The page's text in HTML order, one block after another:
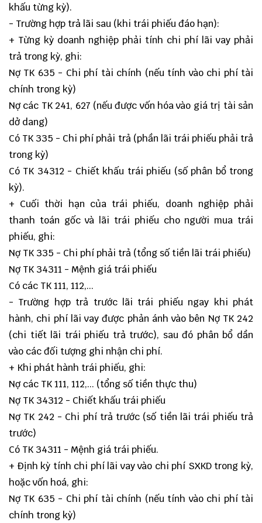
khấu từng kỳ).
- Trường hợp trả lãi sau (khi trái phiếu đáo hạn):
+ Từng kỳ doanh nghiệp phải tính chi phí lãi vay phải
trả trong kỳ, ghi:
Nợ TK 635 - Chi phí tài chính (nếu tính vào chi phí tài
chính trong kỳ)
Nợ các TK 241, 627 (nếu được vốn hóa vào giá trị tài sản
dở dang)
Có TK 335 - Chi phí phải trả (phần lãi trái phiếu phải trả
trong kỳ)
Có TK 34312 - Chiết khấu trái phiếu (số phân bổ trong
kỳ).
+ Cuối thời hạn của trái phiếu, doanh nghiệp phải
thanh toán gốc và lãi trái phiếu cho người mua trái
phiếu, ghi:
Nợ TK 335 - Chi phí phải trả (tổng số tiền lãi trái phiếu)
Nợ TK 34311 - Mệnh giá trái phiếu
Có các TK 111, 112,...
- Trường hợp trả trước lãi trái phiếu ngay khi phát
hành, chi phí lãi vay được phản ánh vào bên Nợ TK 242
(chi tiết lãi trái phiếu trả trước), sau đó phân bổ dần
vào các đối tượng ghi nhận chi phí.
+ Khi phát hành trái phiếu, ghi:
Nợ các TK 111, 112,... (tổng số tiền thực thu)
Nợ TK 34312 - Chiết khấu trái phiếu
Nợ TK 242 - Chi phí trả trước (số tiền lãi trái phiếu trả
trước)
Có TK 34311 - Mệnh giá trái phiếu.
+ Định kỳ tính chi phí lãi vay vào chi phí SXKD trong kỳ,
hoặc vốn hoá, ghi:
Nợ TK 635 - Chi phí tài chính (nếu tính vào chi phí tài
chính trong kỳ)